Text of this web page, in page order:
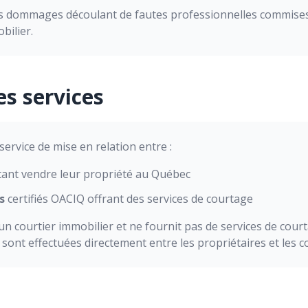
dommages découlant de fautes professionnelles
services
de mise en relation entre :
vendre leur propriété au Québec
certifiés OACIQ offrant des services de courtage
courtier immobilier et ne fournit pas de services de
effectuées directement entre les propriétaires et les